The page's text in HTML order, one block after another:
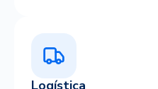
Logística